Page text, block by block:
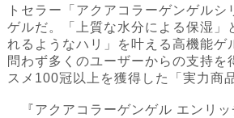
トセラー「アクアコラーゲンゲルシ
ゲルだ。「上質な水分による保湿」
れるようなハリ」を叶える高機能ゲ
問わず多くのユーザーからの支持を
スメ100冠以上を獲得した「実力商
『アクアコラーゲンゲル エンリ